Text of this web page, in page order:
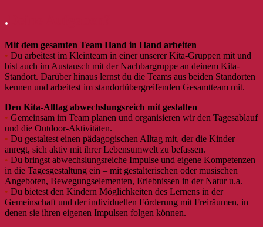
.
Mit dem gesamten Team Hand in Hand arbeiten
• Du arbeitest im Kleinteam in einer unserer Kita-Gruppen mit und
bist auch im Austausch mit der Nachbargruppe an deinem Kita-
Standort. Darüber hinaus lernst du die Teams aus beiden Standorten
kennen und arbeitest im standortübergreifenden Gesamtteam mit.
Den Kita-Alltag abwechslungsreich mit gestalten
• Gemeinsam im Team planen und organisieren wir den Tagesablauf
und die Outdoor-Aktivitäten.
• Du gestaltest einen pädagogischen Alltag mit, der die Kinder
anregt, sich aktiv mit ihrer Lebensumwelt zu befassen.
• Du bringst abwechslungsreiche Impulse und eigene Kompetenzen
in die Tagesgestaltung ein – mit gestalterischen oder musischen
Angeboten, Bewegungselementen, Erlebnissen in der Natur u.a.
• Du bietest den Kindern Möglichkeiten des Lernens in der
Gemeinschaft und der individuellen Förderung mit Freiräumen, in
denen sie ihren eigenen Impulsen folgen können.